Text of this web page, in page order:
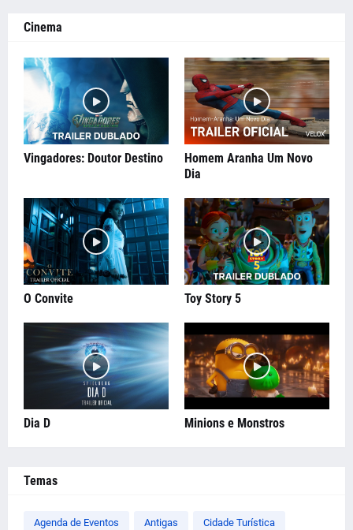
Cinema
Vingadores: Doutor Destino
Homem Aranha Um Novo
Dia
O Convite Toy Story 5
Dia D Minions e Monstros
Temas
Agenda de Eventos Antigas Cidade Turística